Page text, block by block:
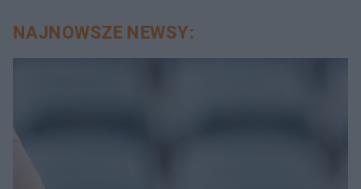
NAJNOWSZE NEWSY: